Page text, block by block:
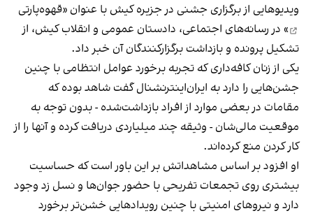
ویدیوهایی از برگزاری جشنی در جزیره کیش با عنوان «قهوه‌پارتی
» در رسانه‌های اجتماعی، دادستان عمومی و انقلاب کیش، از
تشکیل پرونده و بازداشت برگزارکنندگان آن خبر داد.
یکی از زنان کافه‌داری که تجربه برخورد عوامل انتظامی با چنین
جشن‌هایی را دارد به ایران‌اینترنشنال گفت شاهد بوده که
مقامات در بعضی موارد از افراد بازداشت‌‌شده - بدون توجه به
موقعیت مالی‌شان - وثیقه چند میلیاردی دریافت کرده و آنها را از
کار کردن منع کرده‌اند.
او افزود بر اساس مشاهداتش بر این باور است که حساسیت
بیشتری روی تجمعات تفریحی با حضور جوان‌ها و نسل زد وجود
دارد و نیروهای امنیتی با چنین رویدادهایی خشن‌تر برخورد